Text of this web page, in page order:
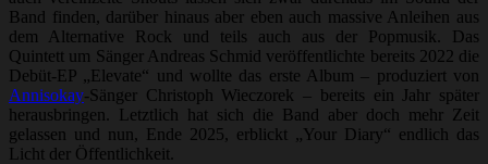
Band finden, darüber hinaus aber eben auch massive Anleihen aus
dem Alternative Rock und teils auch aus der Popmusik. Das
Quintett um Sänger Andreas Schmid veröffentlichte bereits 2022 die
Debüt-EP „Elevate“ und wollte das erste Album – produziert von
Annisokay-Sänger Christoph Wieczorek – bereits ein Jahr später
herausbringen. Letztlich hat sich die Band aber doch mehr Zeit
gelassen und nun, Ende 2025, erblickt „Your Diary“ endlich das
Licht der Öffentlichkeit.